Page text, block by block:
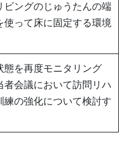
ビングのじゅうたんの端
使って床に固定する環境
態を再度モニタリング
者会議において訪問リハ
練の強化について検討す